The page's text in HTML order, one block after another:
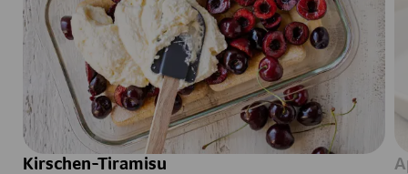
Kirschen-Tiramisu